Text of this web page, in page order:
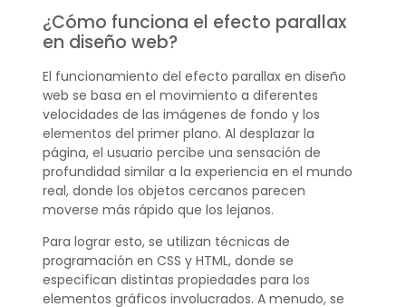
¿Cómo funciona el efecto parallax
en diseño web?
El funcionamiento del efecto parallax en diseño
web se basa en el movimiento a diferentes
velocidades de las imágenes de fondo y los
elementos del primer plano. Al desplazar la
página, el usuario percibe una sensación de
profundidad similar a la experiencia en el mundo
real, donde los objetos cercanos parecen
moverse más rápido que los lejanos.
Para lograr esto, se utilizan técnicas de
programación en CSS y HTML, donde se
especifican distintas propiedades para los
elementos gráficos involucrados. A menudo, se